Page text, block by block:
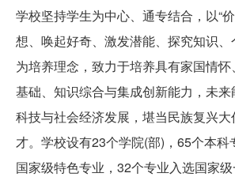
学校坚持学生为中心、通专结合，以“
想、唤起好奇、激发潜能、探究知识、
为培养理念，致力于培养具有家国情
基础、知识综合与集成创新能力，未来
科技与社会经济发展，堪当民族复兴
才。学校设有23个学院(部)，65个本科
国家级特色专业，32个专业入选国家